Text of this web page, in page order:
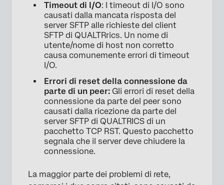
Timeout di I/O: I timeout di I/O sono
causati dalla mancata risposta del
server SFTP alle richieste del client
SFTP di QUALTRrics. Un nome di
utente/nome di host non corretto
causa comunemente errori di timeout
I/O.
Errori di reset della connessione da
parte di un peer: Gli errori di reset della
connessione da parte del peer sono
causati dalla ricezione da parte del
server SFTP di QUALTRICS di un
pacchetto TCP RST. Questo pacchetto
segnala che il server deve chiudere la
connessione.
La maggior parte dei problemi di rete,